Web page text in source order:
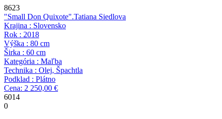
8623
"Small Don Quixote".Tatiana Siedlova
Krajina : Slovensko
Rok : 2018
Výška : 80 cm
Širka : 60 cm
Kategória : Maľba
Technika : Olej, Špachtla
Podklad : Plátno
Cena: 2 250,00 €
6014
0